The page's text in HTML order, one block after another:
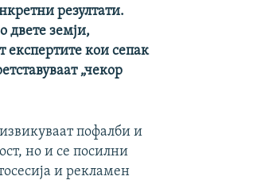
резултати.
двете земји,
експертите кои сепак
„чекор
пофалби и
но и се посилни
и рекламен